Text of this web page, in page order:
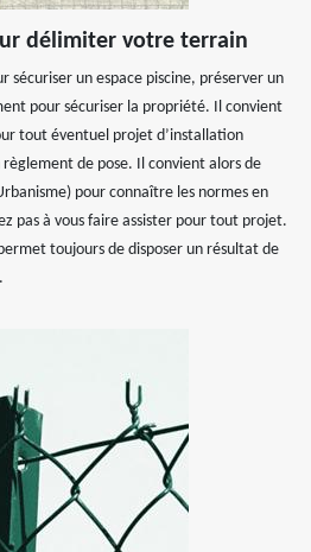
délimiter votre terrain
sécuriser un espace piscine, préserver un
pour sécuriser la propriété. Il convient
tout éventuel projet d’installation
de pose. Il convient alors de
pour connaître les normes en
pas à vous faire assister pour tout projet.
toujours de disposer un résultat de